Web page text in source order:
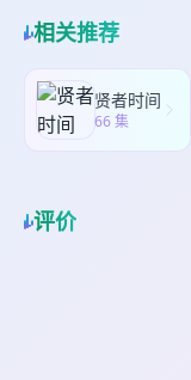
室」，欢
用于中国
们打赏，
你喜欢「
站点的参
的全流程
项运动
么突然这
名了？
饮食计
比赛和
开放投
种有趣
相关推荐
贤者时间
66 集
评价